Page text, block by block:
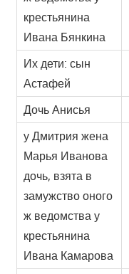
крестьянина
Ивана Бянкина
Их дети: сын
Астафей
Дочь Анисья
у Дмитрия жена
Марья Иванова
дочь, взята в
замужство оного
ж ведомства у
крестьянина
Ивана Камарова